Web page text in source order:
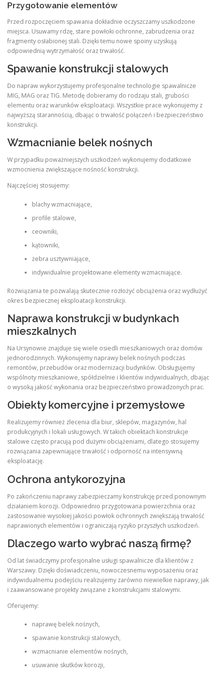
Przygotowanie elementów
Przed rozpoczęciem spawania dokładnie oczyszczamy uszkodzone
miejsca. Usuwamy rdzę, stare powłoki ochronne, zabrudzenia oraz
fragmenty osłabionej stali. Dzięki temu nowe spoiny uzyskują
odpowiednią wytrzymałość oraz trwałość.
Spawanie konstrukcji stalowych
Do napraw wykorzystujemy profesjonalne technologie spawalnicze
MIG, MAG oraz TIG. Metodę dobieramy do rodzaju stali, grubości
elementu oraz warunków eksploatacji. Wszystkie prace wykonujemy z
najwyższą starannością, dbając o trwałość połączeń i bezpieczeństwo
konstrukcji.
Wzmacnianie belek nośnych
W przypadku poważniejszych uszkodzeń wykonujemy dodatkowe
wzmocnienia zwiększające nośność konstrukcji.
Najczęściej stosujemy:
blachy wzmacniające,
profile stalowe,
ceowniki,
kątowniki,
żebra usztywniające,
indywidualnie projektowane elementy wzmacniające.
Rozwiązania te pozwalają skutecznie rozłożyć obciążenia oraz wydłużyć
okres bezpiecznej eksploatacji konstrukcji.
Naprawa konstrukcji w budynkach
mieszkalnych
Na Ursynowie znajduje się wiele osiedli mieszkaniowych oraz domów
jednorodzinnych. Wykonujemy naprawy belek nośnych podczas
remontów, przebudów oraz modernizacji budynków. Obsługujemy
wspólnoty mieszkaniowe, spółdzielnie i klientów indywidualnych, dbając
o wysoką jakość wykonania oraz bezpieczeństwo prowadzonych prac.
Obiekty komercyjne i przemysłowe
Realizujemy również zlecenia dla biur, sklepów, magazynów, hal
produkcyjnych i lokali usługowych. W takich obiektach konstrukcje
stalowe często pracują pod dużymi obciążeniami, dlatego stosujemy
rozwiązania zapewniające trwałość i odporność na intensywną
eksploatację.
Ochrona antykorozyjna
Po zakończeniu naprawy zabezpieczamy konstrukcję przed ponownym
działaniem korozji. Odpowiednio przygotowana powierzchnia oraz
zastosowanie wysokiej jakości powłok ochronnych zwiększają trwałość
naprawionych elementów i ograniczają ryzyko przyszłych uszkodzeń.
Dlaczego warto wybrać naszą firmę?
Od lat świadczymy profesjonalne usługi spawalnicze dla klientów z
Warszawy. Dzięki doświadczeniu, nowoczesnemu wyposażeniu oraz
indywidualnemu podejściu realizujemy zarówno niewielkie naprawy, jak
i zaawansowane projekty związane z konstrukcjami stalowymi.
Oferujemy:
naprawę belek nośnych,
spawanie konstrukcji stalowych,
wzmacnianie elementów nośnych,
usuwanie skutków korozji,